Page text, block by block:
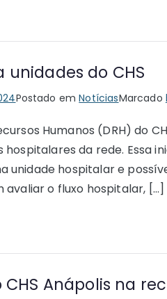
unidades do CHS
Postado emNotíciasMarcado
Humanos (DRH) do
da rede. Essa
unidade hospitalar e
o fluxo hospitalar, […]
Anápolis na